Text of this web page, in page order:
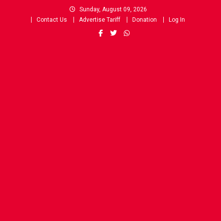
Sunday, August 09, 2026
Contact Us
Advertise Tariff Donation Log In